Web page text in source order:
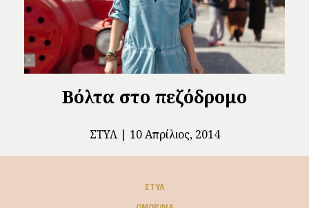
Βόλτα στο πεζόδρομο
ΣΤΥΛ 10 Απρίλιος, 2014
ΣΤΥΛ